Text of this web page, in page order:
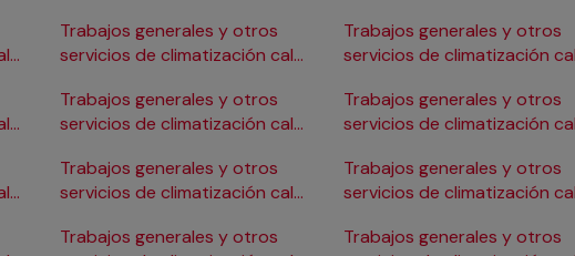
Trabajos generales y otros
servicios de climatización calor
Trabajos generales y otros
servicios de climatización calor
Trabajos generales y otros
servicios de climatización calor
Trabajos generales y otros
Trabajos generales y otros
servicios de climatización
Trabajos generales y otros
servicios de climatización
Trabajos generales y otros
servicios de climatización
Trabajos generales y otros